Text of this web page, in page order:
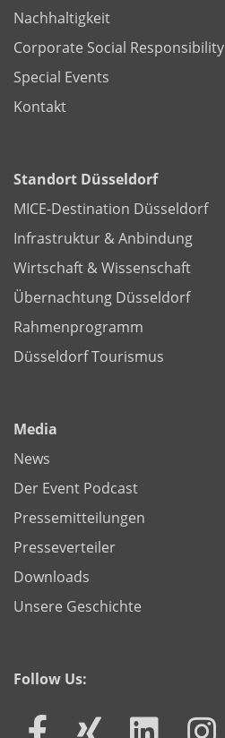
Nachhaltigkeit
Corporate Social Responsibility
Special Events
Kontakt
Standort Düsseldorf
MICE-Destination Düsseldorf
Infrastruktur & Anbindung
Wirtschaft & Wissenschaft
Übernachtung Düsseldorf
Rahmenprogramm
Düsseldorf Tourismus
Media
News
Der Event Podcast
Pressemitteilungen
Presseverteiler
Downloads
Unsere Geschichte
Follow Us: